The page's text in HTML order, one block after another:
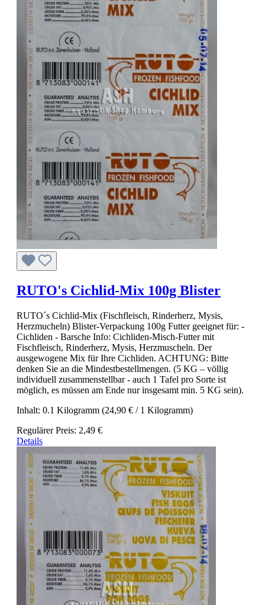
RUTO's Cichlid-Mix 100g Blister
RUTO´s Cichlid-Mix (Fischfleisch, Rinderherz, Mysis,
Herzmucheln) Blister-Verpackung 100g Futter geeignet für: -
Cichliden - Barsche Info: Cichliden-Misch-Futter mit
Fischfleisch, Rinderherz, Mysis, Herzmuscheln. Der
ausgewogene Mix für Ihre Cichliden. ACHTUNG: Bitte
denken Sie an die Mindestbestellmengen. (5 KG – völlig
individuell zusammenstellbar - auch 1 Tafel pro Sorte ist
möglich, es müssen am Ende nur insgesamt min. 5 KG sein).
Inhalt: 0.1 Kilogramm (24,90 € / 1 Kilogramm)
Regulärer Preis: 2,49 €
Details